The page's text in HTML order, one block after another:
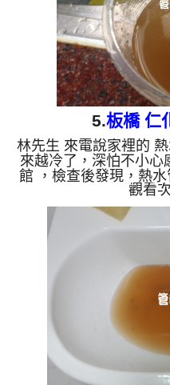
5.板橋 仁
林先生 來電說家裡的
來越冷了，深怕不小
館 ，檢查後發現，熱
然就點不起來。 一開
體，看起來跟泥水沒兩
管裡的髒東西不斷流出
髒東西也越來越少，最
管 是利用 高週波脈衝
水管，讓水管管壁的鐵
水混合，產生阻力，這
觀看